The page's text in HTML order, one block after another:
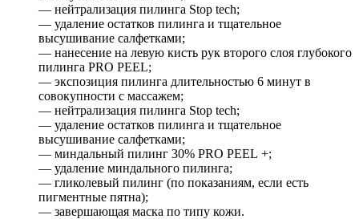
— нейтрализация пилинга Stop tech;
— удаление остатков пилинга и тщательное
высушивание салфетками;
— нанесение на левую кисть рук второго слоя глубокого
пилинга PRO PEEL;
— экспозиция пилинга длительностью 6 минут в
совокупности с массажем;
— нейтрализация пилинга Stop tech;
— удаление остатков пилинга и тщательное
высушивание салфетками;
— миндальный пилинг 30% PRO PEEL +;
— удаление миндального пилинга;
— гликолевый пилинг (по показаниям, если есть
пигментные пятна);
— завершающая маска по типу кожи.